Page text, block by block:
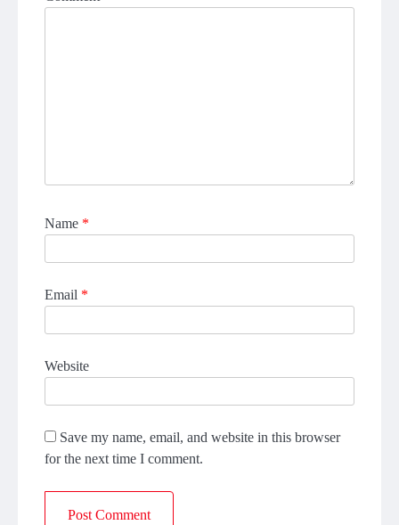
Name *
Email *
Website
Save my name, email, and website in this browser
for the next time I comment.